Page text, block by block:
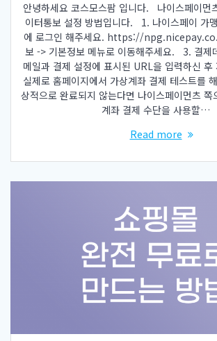
안녕하세요 코스모스팜 입니다. 나이스페이먼
이터통보 설정 방법입니다. 1. 나이스페이 가
에 로그인 해주세요. https://
보 -> 기본정보 메뉴로 이동해주세요. 3. 결제
메일과 결제 설정에 표시된 URL을 입력하신
실제로 홈페이지에서 가상계좌 결제 테스트를
상적으로 완료되지 않는다면 나이스페이먼츠 쪽
계좌 결제 수단을 사용할…
Read more